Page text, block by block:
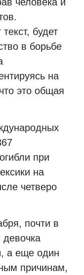
будет
в борьбе
на
это общая
при
на
четверо
почти в
девочка
а еще один
причинам,